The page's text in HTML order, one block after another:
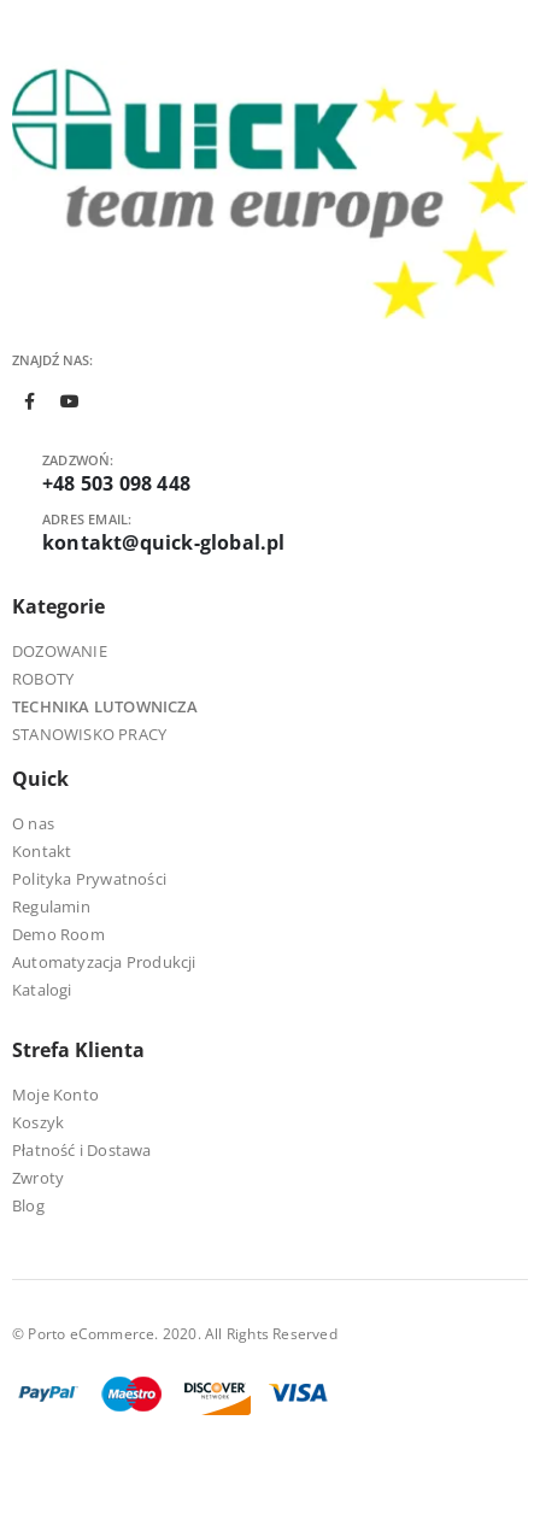
ZNAJDŹ NAS:
ZADZWOŃ:
+48 503 098 448
ADRES EMAIL:
kontakt@quick-global.pl
Kategorie
DOZOWANIE
ROBOTY
TECHNIKA LUTOWNICZA
STANOWISKO PRACY
Quick
O nas
Kontakt
Polityka Prywatności
Regulamin
Demo Room
Automatyzacja Produkcji
Katalogi
Strefa Klienta
Moje Konto
Koszyk
Płatność i Dostawa
Zwroty
Blog
© Porto eCommerce. 2020. All Rights Reserved